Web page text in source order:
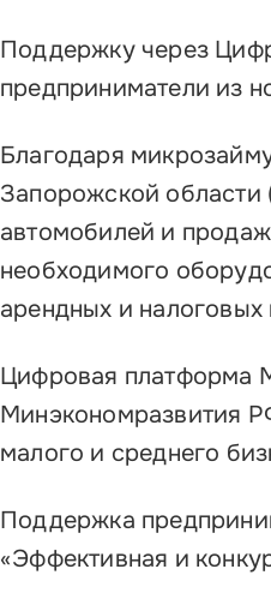
Поддержку через
предприниматели из
Благодаря
Запорожской области
автомобилей и
необходимого
арендных и налоговых
Цифровая платформа
Минэкономразвития
малого и среднего
Поддержка
«Эффективная и